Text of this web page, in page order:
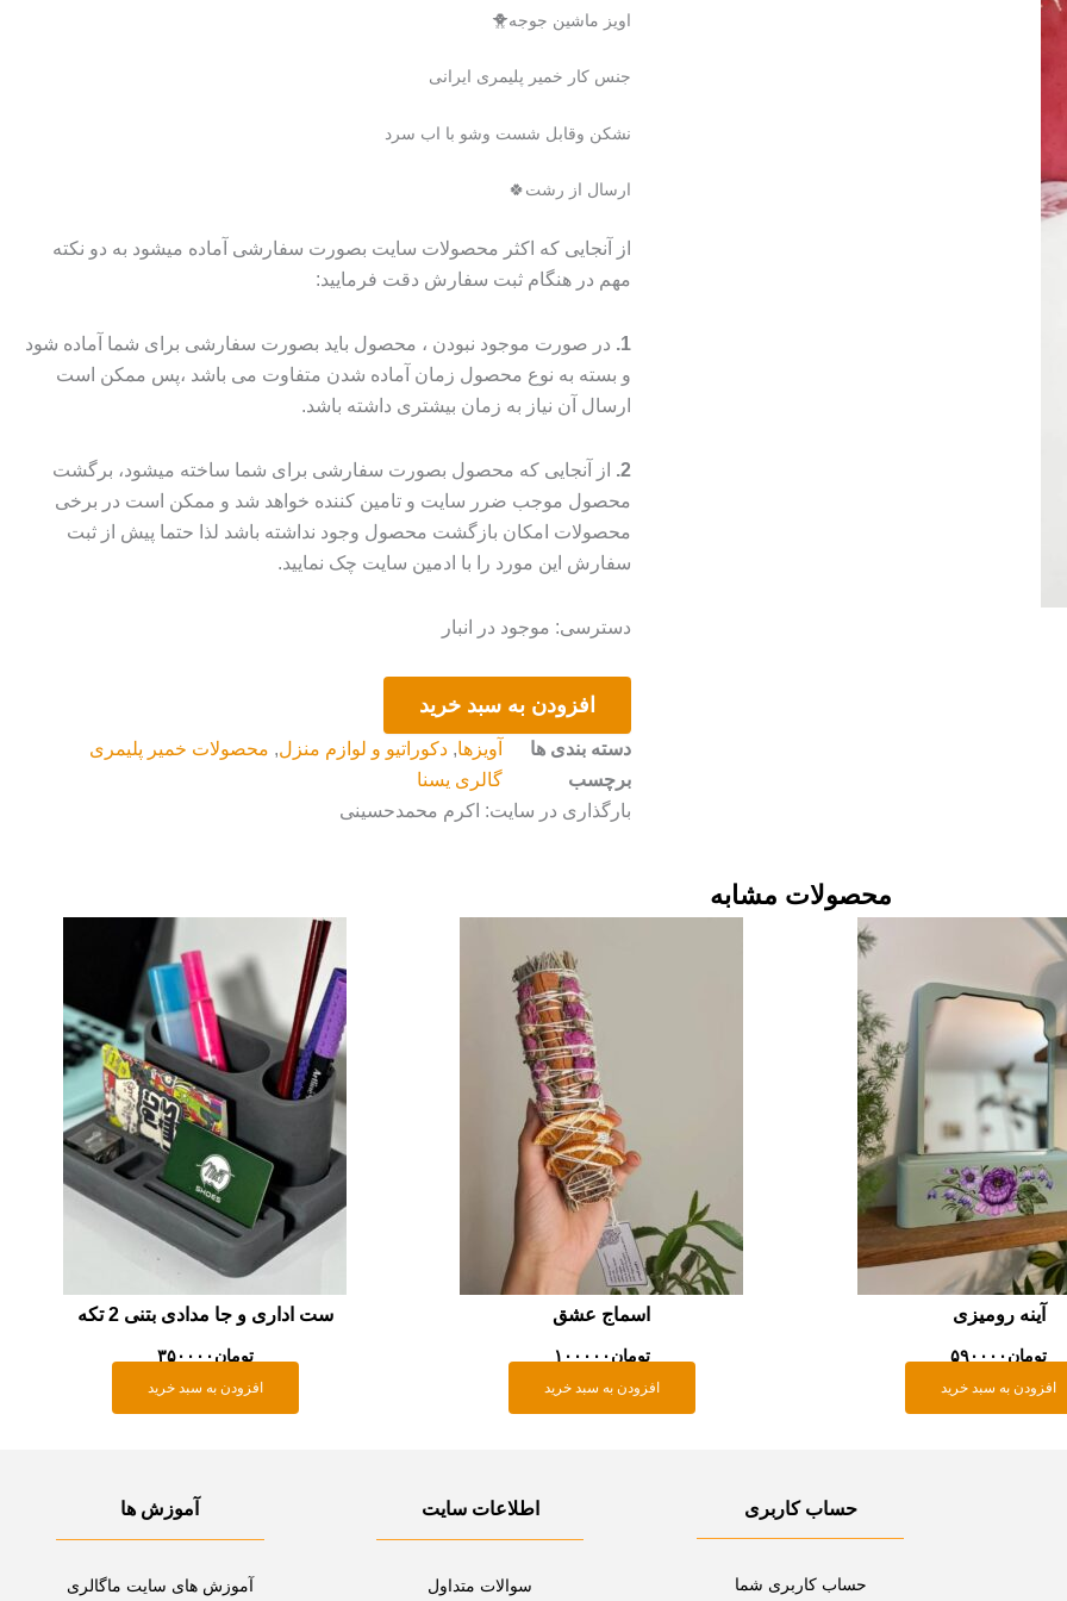
اویز ماشین جوجه🐥
جنس کار خمیر پلیمری ایرانی
نشکن وقابل شست وشو با اب سرد
ارسال از رشت🍀
از آنجایی که اکثر محصولات سایت بصورت سفارشی آماده میشود به دو نکته
مهم در هنگام ثبت سفارش دقت فرمایید:
1. در صورت موجود نبودن ، محصول باید بصورت سفارشی برای شما آماده شود
و بسته به نوع محصول زمان آماده شدن متفاوت می باشد ،پس ممکن است
ارسال آن نیاز به زمان بیشتری داشته باشد.
2.
از آنجایی که محصول بصورت سفارشی برای شما ساخته میشود، برگشت
محصول موجب ضرر سایت و تامین کننده خواهد شد و ممکن است در برخی
محصولات امکان بازگشت محصول وجود نداشته باشد لذا حتما پیش از ثبت
سفارش این مورد را با ادمین سایت چک نمایید.
دسترسی: موجود در انبار
اویز
افزودن به سبد خرید
دسته بندی ها آویزها,دکوراتیو و لوازم منزل, محصولات خمیر پلیمری
برچسب
گالری یسنا
بارگذاری در سایت: اکرم محمدحسینی
محصولات مشابه
آینه رومیزی
تومان۵۹۰۰۰۰
افزودن به سبد خرید
اسماج عشق
تومان۱۰۰۰۰۰
افزودن به سبد خرید
ست اداری و جا مدادی بتنی 2 تکه
تومان۳۵۰۰۰۰
افزودن به سبد خرید
حساب کاربری
حساب کاربری شما
اطلاعات سایت
سوالات متداول
آموزش ها
آموزش های سایت ماگالری